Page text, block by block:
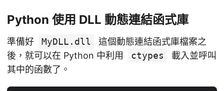
Python 使用 DLL 動態連結函式庫
準備好 MyDLL.dll
這個動態連結函式庫檔案之
後，就可以在 Python 中利用
ctypes
載入並呼叫
其中的函數了。